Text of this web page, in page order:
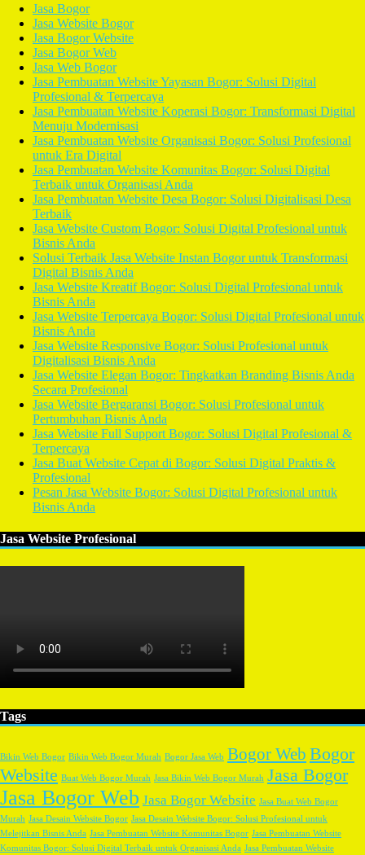
Jasa Bogor
Jasa Website Bogor
Jasa Bogor Website
Jasa Bogor Web
Jasa Web Bogor
Jasa Pembuatan Website Yayasan Bogor: Solusi Digital
Profesional & Terpercaya
Jasa Pembuatan Website Koperasi Bogor: Transformasi Digital
Menuju Modernisasi
Jasa Pembuatan Website Organisasi Bogor: Solusi Profesional
untuk Era Digital
Jasa Pembuatan Website Komunitas Bogor: Solusi Digital
Terbaik untuk Organisasi Anda
Jasa Pembuatan Website Desa Bogor: Solusi Digitalisasi Desa
Terbaik
Jasa Website Custom Bogor: Solusi Digital Profesional untuk
Bisnis Anda
Solusi Terbaik Jasa Website Instan Bogor untuk Transformasi
Digital Bisnis Anda
Jasa Website Kreatif Bogor: Solusi Digital Profesional untuk
Bisnis Anda
Jasa Website Terpercaya Bogor: Solusi Digital Profesional untuk
Bisnis Anda
Jasa Website Responsive Bogor: Solusi Profesional untuk
Digitalisasi Bisnis Anda
Jasa Website Elegan Bogor: Tingkatkan Branding Bisnis Anda
Secara Profesional
Jasa Website Bergaransi Bogor: Solusi Profesional untuk
Pertumbuhan Bisnis Anda
Jasa Website Full Support Bogor: Solusi Digital Profesional &
Terpercaya
Jasa Buat Website Cepat di Bogor: Solusi Digital Praktis &
Profesional
Pesan Jasa Website Bogor: Solusi Digital Profesional untuk
Bisnis Anda
Jasa Website Profesional
Tags
Bikin Web Bogor Bikin Web Bogor Murah Bogor Jasa Web Bogor Web Bogor
Website Buat Web Bogor Murah Jasa Bikin Web Bogor Murah Jasa Bogor
Jasa Bogor Web Jasa Bogor Website Jasa Buat Web Bogor
Murah Jasa Desain Website Bogor Jasa Desain Website Bogor: Solusi Profesional untuk
Melejitkan Bisnis Anda Jasa Pembuatan Website Komunitas Bogor Jasa Pembuatan Website
Komunitas Bogor: Solusi Digital Terbaik untuk Organisasi Anda Jasa Pembuatan Website